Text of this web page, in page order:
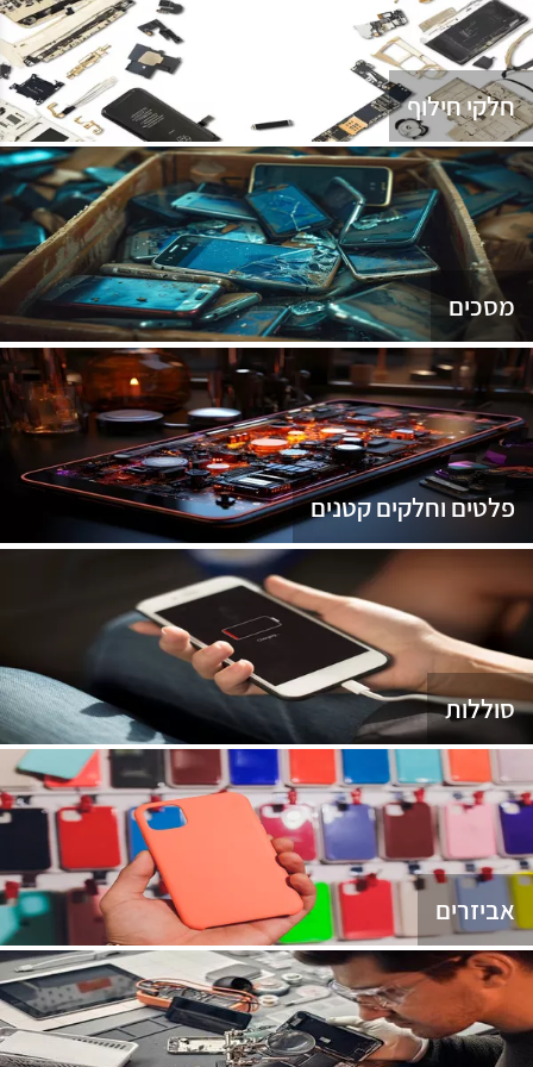
חלקי חילוף
מסכים
פלטים וחלקים קטנים
סוללות
אביזרים